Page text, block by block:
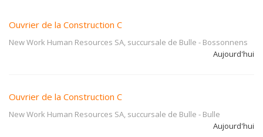
Ouvrier de la Construction C
New Work Human Resources SA, succursale de Bulle - Bossonnens
Aujourd'hui
Ouvrier de la Construction C
New Work Human Resources SA, succursale de Bulle - Bulle
Aujourd'hui